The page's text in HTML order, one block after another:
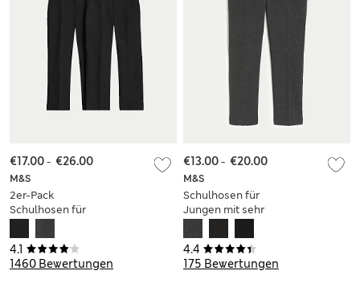
4.1
1460 Bewertungen
M&S
2er-Pack
Schulhosen für
normalem Bein (2–
18 Jahre)
€17.00- €26.00
4.4
175 Bewertungen
M&S
Schulhosen für
Jungen mit sehr
18 Jahre)
€13.00- €20.00